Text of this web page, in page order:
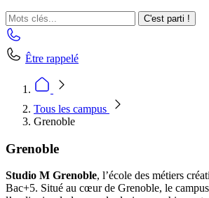
C'est parti !
Être rappelé
Tous les campus
Grenoble
Grenoble
Studio M Grenoble, l’école des métiers
Bac+5. Situé au cœur de Grenoble, le